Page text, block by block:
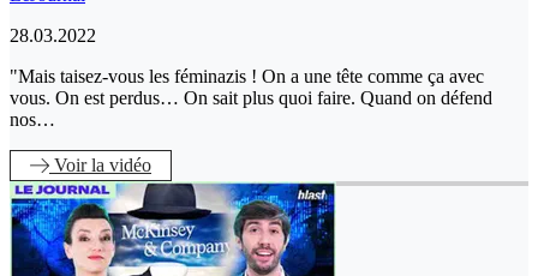
28.03.2022
"Mais taisez-vous les féminazis ! On a une tête comme ça avec
vous. On est perdus… On sait plus quoi faire. Quand on défend
nos…
Voirla vidéo